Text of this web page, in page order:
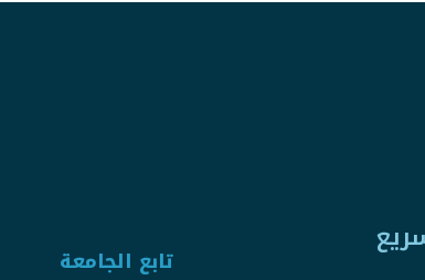
تابع الجامعة